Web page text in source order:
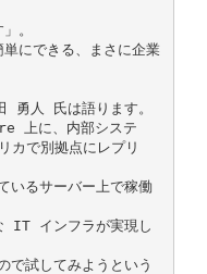
。
にできる、まさに企業
勇人 氏は語ります。
上に、内部システ
で別拠点にレプリ
いるサーバー上で稼働
IT インフラが実現し
で試してみようという